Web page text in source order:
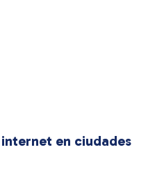
en ciudades